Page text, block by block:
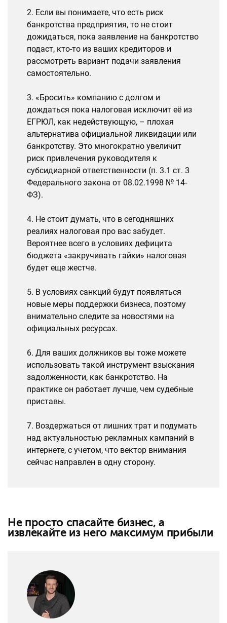
2. Если вы понимаете, что есть риск
банкротства предприятия, то не стоит
дожидаться, пока заявление на банкротство
подаст, кто-то из ваших кредиторов и
рассмотреть вариант подачи заявления
самостоятельно.
3. «Бросить» компанию с долгом и
дождаться пока налоговая исключит её из
ЕГРЮЛ, как недействующую, – плохая
альтернатива официальной ликвидации или
банкротству. Это многократно увеличит
риск привлечения руководителя к
субсидиарной ответственности (п. 3.1 ст. 3
Федерального закона от 08.02.1998 № 14-
ФЗ).
4. Не стоит думать, что в сегодняшних
реалиях налоговая про вас забудет.
Вероятнее всего в условиях дефицита
бюджета «закручивать гайки» налоговая
будет еще жестче.
5. В условиях санкций будут появляться
новые меры поддержки бизнеса, поэтому
внимательно следите за новостями на
официальных ресурсах.
6. Для ваших должников вы тоже можете
использовать такой инструмент взыскания
задолженности, как банкротство. На
практике он работает лучше, чем судебные
приставы.
7. Воздержаться от лишних трат и подумать
над актуальностью рекламных кампаний в
интернете, с учетом, что вектор внимания
сейчас направлен в одну сторону.
Не просто спасайте бизнес, а
извлекайте из него максимум прибыли